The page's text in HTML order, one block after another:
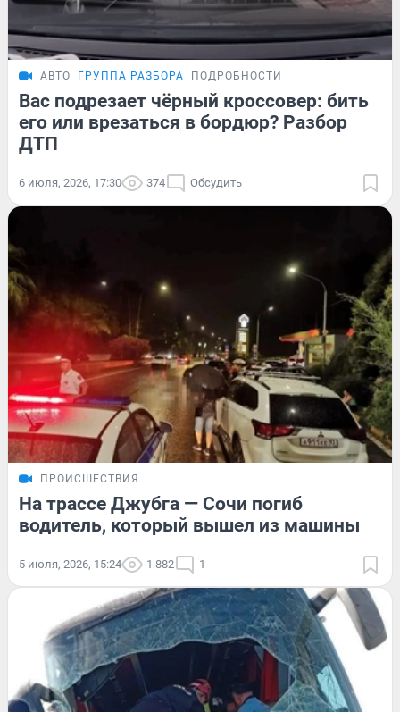
АВТО ГРУППА РАЗБОРА ПОДРОБНОСТИ
Вас подрезает чёрный кроссовер: бить
его или врезаться в бордюр? Разбор
ДТП
6 июля, 2026, 17:30 374 Обсудить
ПРОИСШЕСТВИЯ
На трассе Джубга — Сочи погиб
водитель, который вышел из машины
5 июля, 2026, 15:24 1 882 1